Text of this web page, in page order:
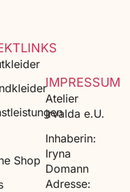
Shop
IMPRESSUM
Atelier
Irvalda e.U.
Inhaberin:
Iryna
Domann
Adresse: